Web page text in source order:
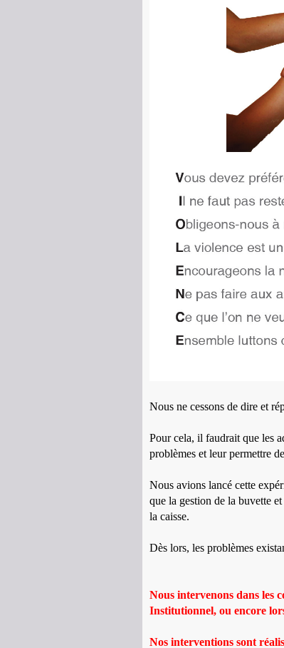
Nous ne cessons de dire et
Pour cela, il faudrait que les
problèmes et leur permettre
Nous avions lancé cette
que la gestion de la buvette
la caisse.
Dès lors, les problèmes
Nous intervenons dans les
Institutionnel, ou encore
Nos interventions sont